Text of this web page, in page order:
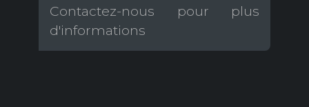
Contactez-nous pour plus
d'informations